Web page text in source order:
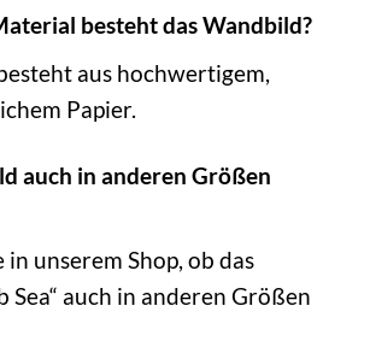
besteht das Wandbild?
aus hochwertigem,
Papier.
auch in anderen Größen
unserem Shop, ob das
Sea“ auch in anderen Größen